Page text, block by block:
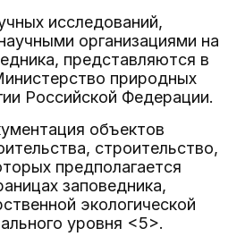
исследований,
организациями на
представляются в
природных
Российской Федерации.
объектов
строительство,
предполагается
заповедника,
экологической
уровня <5>.